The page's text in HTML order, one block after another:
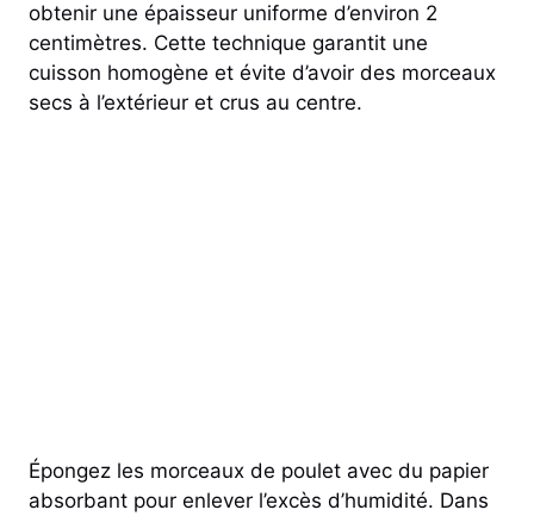
obtenir une épaisseur uniforme d’environ 2
centimètres. Cette technique garantit une
cuisson homogène et évite d’avoir des morceaux
secs à l’extérieur et crus au centre.
Épongez les morceaux de poulet avec du papier
absorbant pour enlever l’excès d’humidité. Dans